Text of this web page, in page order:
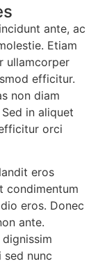
ante, ac
Etiam
ullamcorper
efficitur.
non diam
in aliquet
orci
eros
condimentum
eros. Donec
ante.
sed nunc